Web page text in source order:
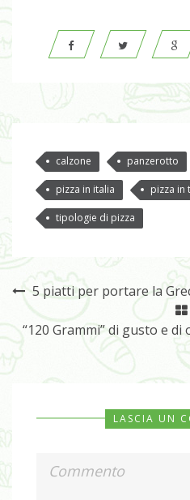
calzone panzerotto
pizza in italia pizza in
tipologie di pizza
5 piatti per portare la
“120 Grammi” di gusto e
LASCIA UN